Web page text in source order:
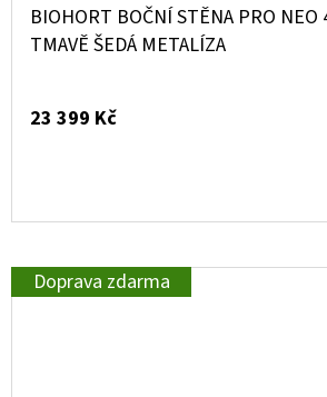
BIOHORT BOČNÍ STĚNA PRO
TMAVĚ ŠEDÁ METALÍZA
23 399 Kč
Doprava zdarma